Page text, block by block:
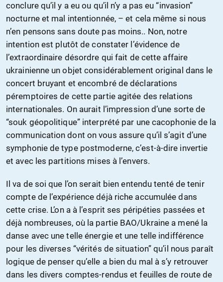
conclure qu’il y a eu ou qu’il n’y a pas eu “invasion”
nocturne et mal intentionnée, – et cela même si nous
n’en pensons sans doute pas moins.. Non, notre
intention est plutôt de constater l’évidence de
l’extraordinaire désordre qui fait de cette affaire
ukrainienne un objet considérablement original dans le
concert bruyant et encombré de déclarations
péremptoires de cette partie agitée des relations
internationales. On aurait l’impression d’une sorte de
“souk géopolitique” interprété par une cacophonie de la
communication dont on vous assure qu’il s’agit d’une
symphonie de type postmoderne, c’est-à-dire invertie
et avec les partitions mises à l’envers.
Il va de soi que l’on serait bien entendu tenté de tenir
compte de l’expérience déjà riche accumulée dans
cette crise. L’on a à l’esprit ses péripéties passées et
déjà nombreuses, où la partie BAO/Ukraine a mené la
danse avec une telle énergie et une telle indifférence
pour les diverses “vérités de situation” qu’il nous paraît
logique de penser qu’elle a bien du mal à s’y retrouver
dans les divers comptes-rendus et feuilles de route de